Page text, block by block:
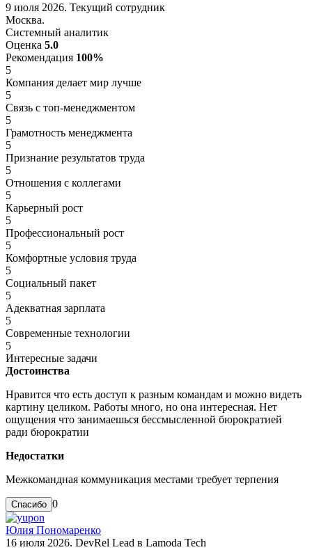
9 июля 2026. Текущий сотрудник
Москва.
Системный аналитик
Оценка 5.0
Рекомендация 100%
5
Компания делает мир лучше
5
Связь с топ-менеджментом
5
Грамотность менеджмента
5
Признание результатов труда
5
Отношения с коллегами
5
Карьерный рост
5
Профессиональный рост
5
Комфортные условия труда
5
Социальный пакет
5
Адекватная зарплата
5
Современные технологии
5
Интересные задачи
Достоинства
Нравится что есть доступ к разным командам и можно видеть
картину целиком. Работы много, но она интересная. Нет
ощущения что занимаешься бессмысленной бюрократией
ради бюрократии
Недостатки
Межкомандная коммуникация местами требует терпения
0
Юлия Пономаренко
16 июля 2026. DevRel Lead в Lamoda Tech